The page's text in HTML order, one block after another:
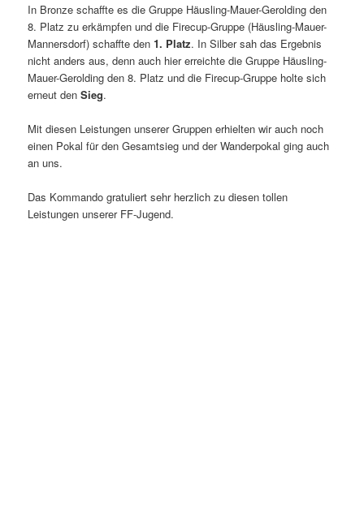
In Bronze schaffte es die Gruppe Häusling-Mauer-Gerolding den
8. Platz zu erkämpfen und die Firecup-Gruppe (Häusling-Mauer-
Mannersdorf) schaffte den1. Platz. In Silber sah das Ergebnis
nicht anders aus, denn auch hier erreichte die Gruppe Häusling-
Mauer-Gerolding den 8. Platz und die Firecup-Gruppe holte sich
erneut denSieg.
Mit diesen Leistungen unserer Gruppen erhielten wir auch noch
einen Pokal für den Gesamtsieg und der Wanderpokal ging auch
an uns.
Das Kommando gratuliert sehr herzlich zu diesen tollen
Leistungen unserer FF-Jugend.